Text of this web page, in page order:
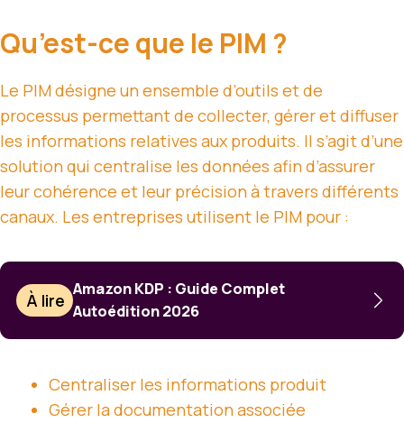
Qu’est-ce que le PIM ?
Le PIM désigne un ensemble d’outils et de
processus permettant de collecter, gérer et diffuser
les informations relatives aux produits. Il s’agit d’une
solution qui centralise les données afin d’assurer
leur cohérence et leur précision à travers différents
canaux. Les entreprises utilisent le PIM pour :
À lire
Amazon KDP : Guide Complet
Autoédition 2026
Centraliser les informations produit
Gérer la documentation associée